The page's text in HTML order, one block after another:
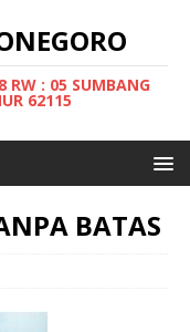
RW : 05 SUMBANG
62115
BATAS